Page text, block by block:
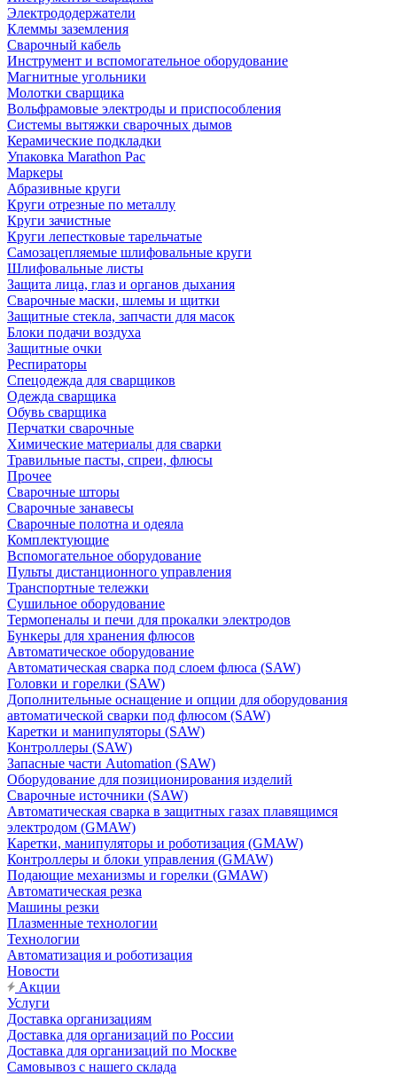
Электрододержатели
Клеммы заземления
Сварочный кабель
Инструмент и вспомогательное оборудование
Магнитные угольники
Молотки сварщика
Вольфрамовые электроды и приспособления
Системы вытяжки сварочных дымов
Керамические подкладки
Упаковка Marathon Pac
Маркеры
Абразивные круги
Круги отрезные по металлу
Круги зачистные
Круги лепестковые тарельчатые
Самозацепляемые шлифовальные круги
Шлифовальные листы
Защита лица, глаз и органов дыхания
Сварочные маски, шлемы и щитки
Защитные стекла, запчасти для масок
Блоки подачи воздуха
Защитные очки
Респираторы
Спецодежда для сварщиков
Одежда сварщика
Обувь сварщика
Перчатки сварочные
Химические материалы для сварки
Травильные пасты, спреи, флюсы
Прочее
Сварочные шторы
Сварочные занавесы
Сварочные полотна и одеяла
Комплектующие
Вспомогательное оборудование
Пульты дистанционного управления
Транспортные тележки
Сушильное оборудование
Термопеналы и печи для прокалки электродов
Бункеры для хранения флюсов
Автоматическое оборудование
Автоматическая сварка под слоем флюса (SAW)
Головки и горелки (SAW)
Дополнительные оснащение и опции для оборудования
автоматической сварки под флюсом (SAW)
Каретки и манипуляторы (SAW)
Контроллеры (SAW)
Запасные части Automation (SAW)
Оборудование для позиционирования изделий
Сварочные источники (SAW)
Автоматическая сварка в защитных газах плавящимся
электродом (GMAW)
Каретки, манипуляторы и роботизация (GMAW)
Контроллеры и блоки управления (GMAW)
Подающие механизмы и горелки (GMAW)
Автоматическая резка
Машины резки
Плазменные технологии
Технологии
Автоматизация и роботизация
Новости
Акции
Услуги
Доставка организациям
Доставка для организаций по России
Доставка для организаций по Москве
Самовывоз с нашего склада